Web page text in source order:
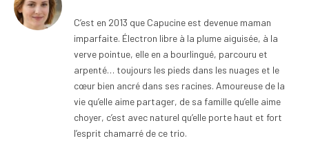
C’est en 2013 que Capucine est devenue maman
imparfaite. Électron libre à la plume aiguisée, à la
verve pointue, elle en a bourlingué, parcouru et
arpenté… toujours les pieds dans les nuages et le
cœur bien ancré dans ses racines. Amoureuse de la
vie qu’elle aime partager, de sa famille qu’elle aime
choyer, c’est avec naturel qu’elle porte haut et fort
l’esprit chamarré de ce trio.